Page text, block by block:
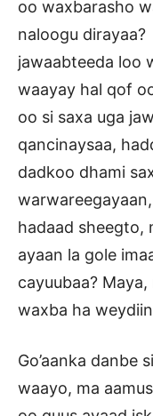
oo waxbarasho
naloogu dirayaa?
jawaabteeda loo
waayay hal qof
oo si saxa uga
qancinaysaa,
dadkoo dhami
hadaad sheegto,
ayaan la gole
cayuubaa?
waxba ha
Go’aanka danbe
waayo, ma